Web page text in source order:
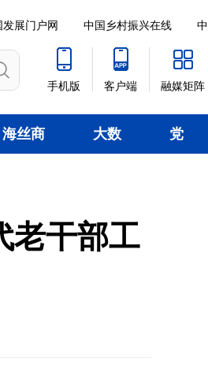
发展门户网 中国乡村振兴在线
手机版 客户端 融媒矩阵
海丝商 大数 党
老干部工